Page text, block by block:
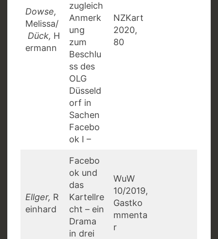
Dowse,
Melissa/
Dück, H
ermann
zugleich
Anmerk
ung
zum
Beschlu
ss des
OLG
Düsseld
orf in
Sachen
Facebo
ok I –
NZKart
2020,
80
Ellger, R
einhard
Facebo
ok und
das
Kartellre
cht – ein
Drama
in drei
WuW
10/2019,
Gastko
mmenta
r